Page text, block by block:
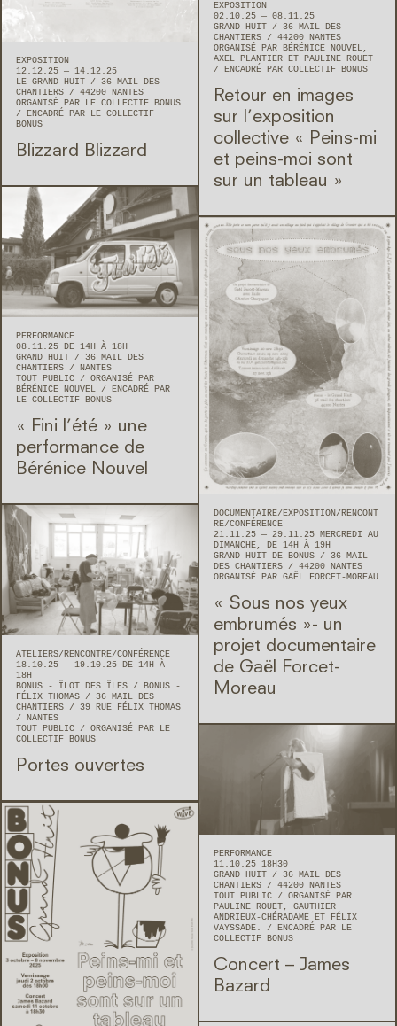
EXPOSITION
12.12.25 — 14.12.25
LE GRAND HUIT
36 MAIL DES
CHANTIERS
44200 NANTES
ORGANISÉ PAR LE COLLECTIF BONUS
ENCADRÉ PAR LE COLLECTIF
BONUS
Blizzard Blizzard
EXPOSITION
02.10.25 — 08.11.25
GRAND HUIT
36 MAIL DES
CHANTIERS
44200 NANTES
ORGANISÉ PAR BÉRÉNICE NOUVEL,
AXEL PLANTIER ET PAULINE ROUET
ENCADRÉ PAR COLLECTIF BONUS
Retour en images
sur l’exposition
collective « Peins-mi
et peins-moi sont
sur un tableau »
PERFORMANCE
08.11.25 DE 14H À 18H
GRAND HUIT
36 MAIL DES
CHANTIERS
NANTES
TOUT PUBLIC
ORGANISÉ PAR
BÉRÉNICE NOUVEL
ENCADRÉ PAR
LE COLLECTIF BONUS
« Fini l’été » une
performance de
Bérénice Nouvel
DOCUMENTAIRE EXPOSITION
RENCONT
RE/CONFÉRENCE
21.11.25 — 29.11.25 MERCREDI AU
DIMANCHE, DE 14H À 19H
GRAND HUIT DE BONUS
36 MAIL
DES CHANTIERS
44200 NANTES
ORGANISÉ PAR GAËL FORCET-MOREAU
« Sous nos yeux
embrumés »- un
projet documentaire
de Gaël Forcet-
Moreau
ATELIERS RENCONTRE/CONFÉRENCE
18.10.25 — 19.10.25 DE 14H À
18H
BONUS - ÎLOT DES ÎLES / BONUS -
FÉLIX THOMAS
36 MAIL DES
CHANTIERS / 39 RUE FÉLIX THOMAS
NANTES
TOUT PUBLIC
ORGANISÉ PAR LE
COLLECTIF BONUS
Portes ouvertes
PERFORMANCE
11.10.25 18H30
GRAND HUIT
36 MAIL DES
CHANTIERS
44200 NANTES
TOUT PUBLIC
ORGANISÉ PAR
PAULINE ROUET, GAUTHIER
ANDRIEUX-CHÉRADAME ET FÉLIX
VAYSSADE.
ENCADRÉ PAR LE
COLLECTIF BONUS
Concert – James
Bazard